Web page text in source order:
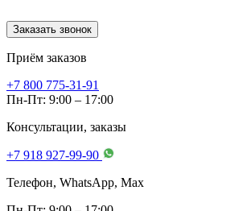
Заказать звонок
Приём заказов
+7 800 775-31-91
Пн-Пт: 9:00 – 17:00
Консультации, заказы
+7 918 927-99-90
Телефон, WhatsApp, Мах